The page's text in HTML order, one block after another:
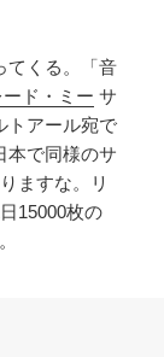
てくる。「音
ード・ミー サ
トアール宛で
本で同様のサ
ますな。リ
15000枚の